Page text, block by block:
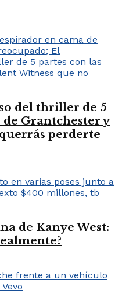
del thriller de 5
de Grantchester y
perderte
de Kanye West: